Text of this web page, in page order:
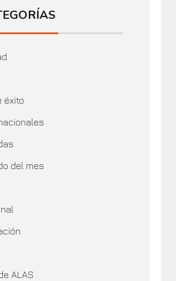
éxito
del mes
ALAS